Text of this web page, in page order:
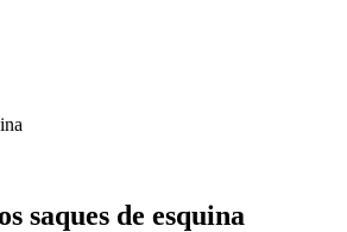
saques de esquina